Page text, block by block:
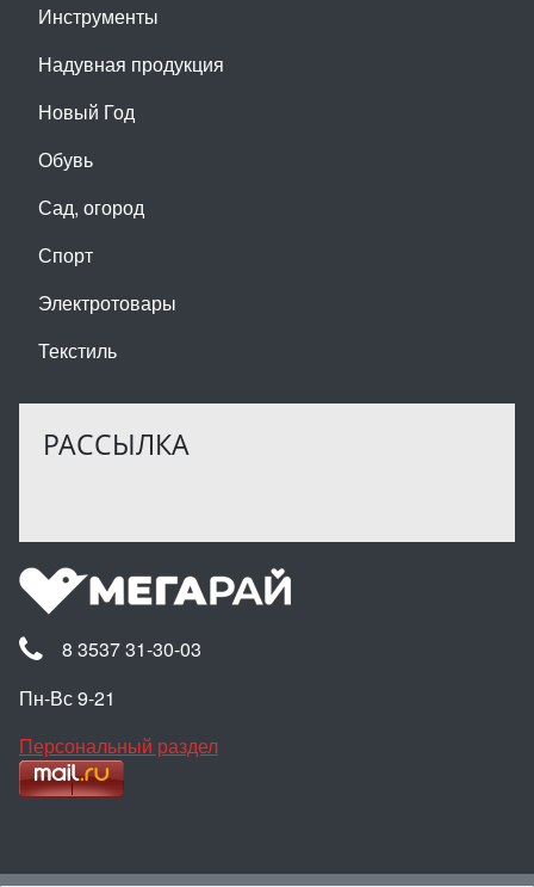
Инструменты
Надувная продукция
Новый Год
Обувь
Сад, огород
Спорт
Электротовары
Текстиль
РАССЫЛКА
8 3537 31-30-03
Пн-Вс 9-21
Персональный раздел